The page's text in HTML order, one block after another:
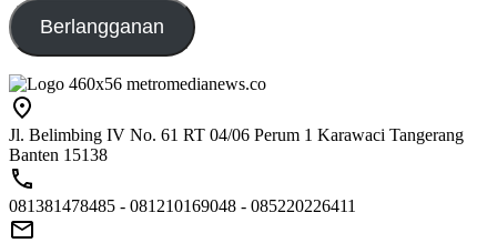
Berlangganan
Jl. Belimbing IV No. 61 RT 04/06 Perum 1 Karawaci Tangerang
Banten 15138
081381478485 - 081210169048 - 085220226411